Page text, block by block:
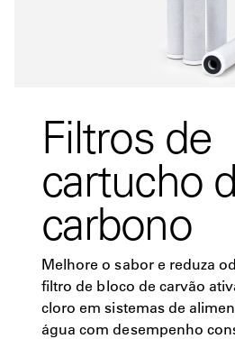
Filtros de
cartucho
carbono
Melhore o sabor e reduza
filtro de bloco de carvão
cloro em sistemas de
água com desempenho